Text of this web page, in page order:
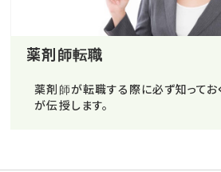
薬剤師転職
薬剤師が転職する際に必ず知ってお
が伝授します。